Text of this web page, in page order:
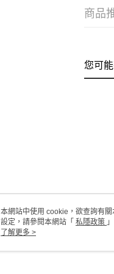
商品
您可
本網站中使用 cookie，欲查詢有
設定，請參閱本網站「 私隱政策
用 cookie。
了解更多 >